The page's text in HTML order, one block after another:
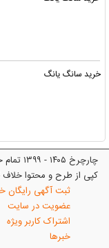
خرید سانگ یانگ
چارچرخ ۱۴۰۵ - ۱۳۹۹ تمام حقوق محفوظ می‌باشد.
کپی از طرح و محتوا
ثبت آگهی رایگان
عضویت در سایت
اشتراک کاربر ویژه
خبرها